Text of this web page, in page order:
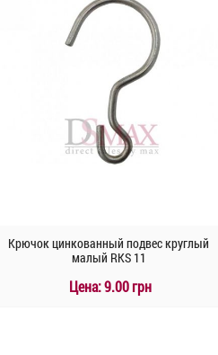
Крючок цинкованный подвес круглый
малый RKS 11
Цена:9.00 грн